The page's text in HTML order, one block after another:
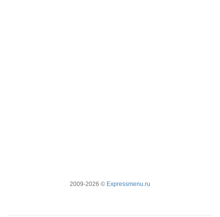
2009-2026 © Expressmenu.ru